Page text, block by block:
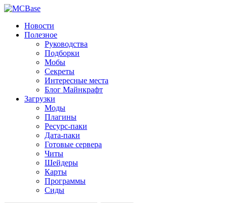
Новости
Полезное
Руководства
Подборки
Мобы
Секреты
Интересные места
Блог Майнкрафт
Загрузки
Моды
Плагины
Ресурс-паки
Дата-паки
Готовые сервера
Читы
Шейдеры
Карты
Программы
Сиды